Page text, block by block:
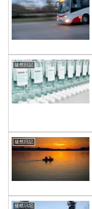
徒然日記
徒然日記
徒然日記